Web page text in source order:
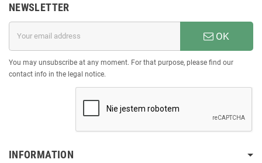
NEWSLETTER
OK
You may unsubscribe at any moment. For that purpose, please find our
contact info in the legal notice.
INFORMATION